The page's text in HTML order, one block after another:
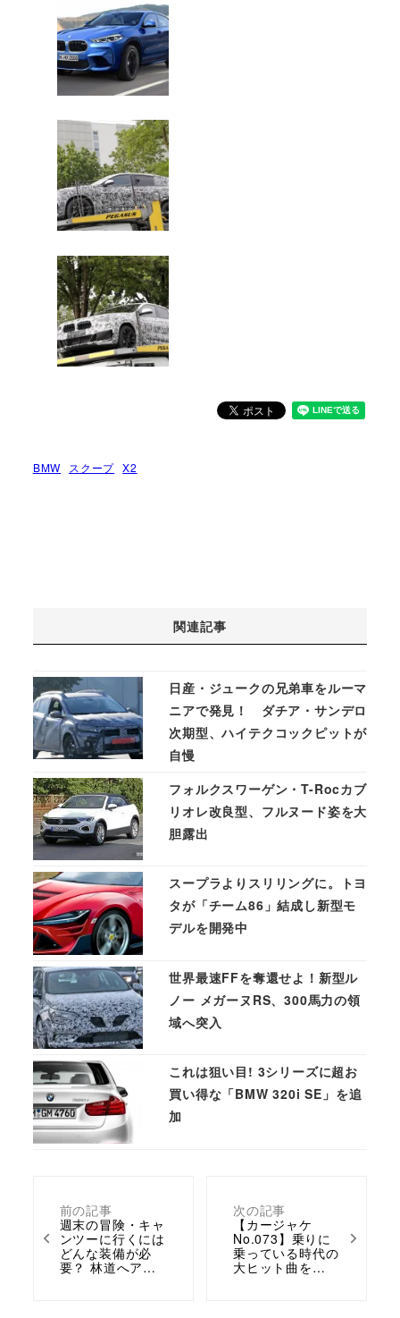
BMW スクープ X2
前の記事
週末の冒険・キャ
ンツーに行くには
どんな装備が必
要？ 林道へア…
次の記事
【カージャケ
No.073】乗りに
乗っている時代の
大ヒット曲を…
関連記事
日産・ジュークの兄弟車をルーマ
ニアで発見！ ダチア・サンデロ
次期型、ハイテクコックピットが
自慢
フォルクスワーゲン・T-Rocカブ
リオレ改良型、フルヌード姿を大
胆露出
スープラよりスリリングに。トヨ
タが「チーム86」結成し新型モ
デルを開発中
世界最速FFを奪還せよ！新型ル
ノー メガーヌRS、300馬力の領
域へ突入
これは狙い目! 3シリーズに超お
買い得な「BMW 320i SE」を追
加